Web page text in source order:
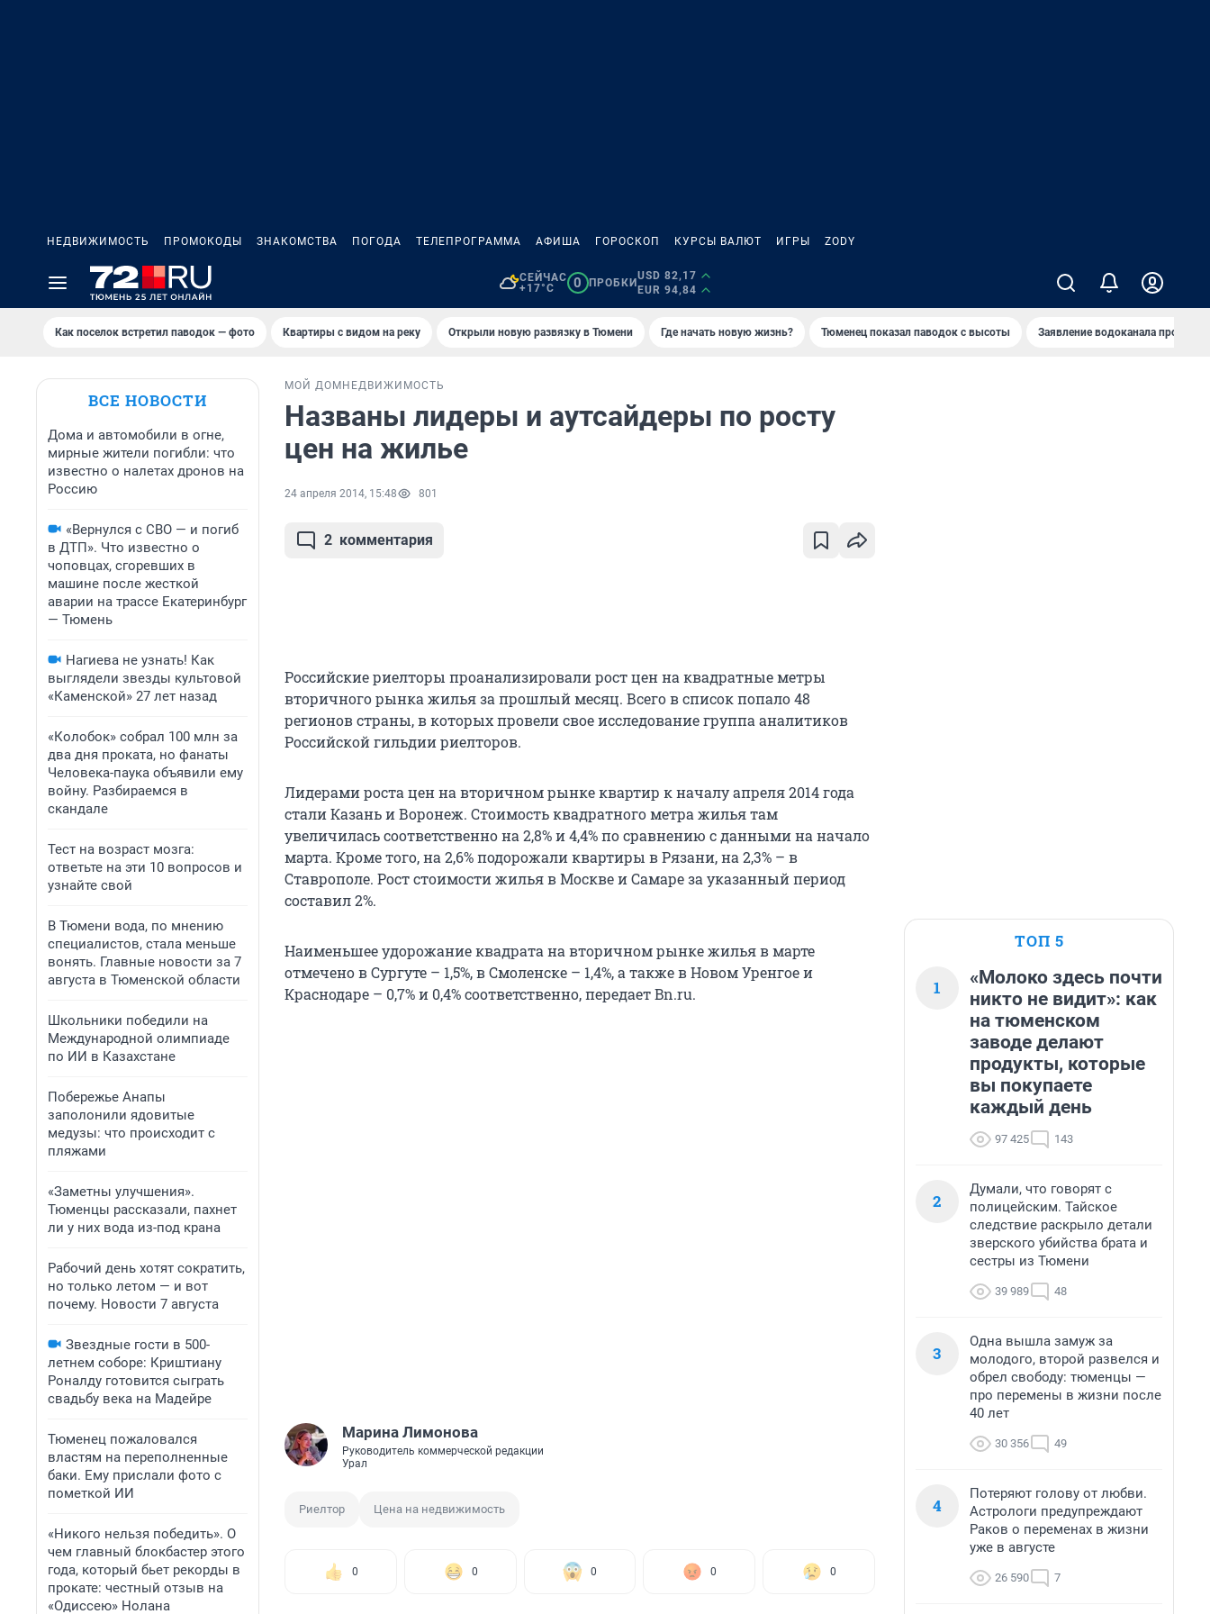
НЕДВИЖИМОСТЬ ПРОМОКОДЫ ЗНАКОМСТВА ПОГОДА ТЕЛЕПРОГРАММА АФИША ГОРОСКОП КУРСЫ ВАЛЮТ ИГРЫ ZODY
СЕЙЧАС
+17°C
0 ПРОБКИ
USD 82,17
EUR 94,84
Как поселок встретил паводок — фото Квартиры с видом на реку Открыли новую развязку в Тюмени Где начать новую жизнь? Тюменец показал паводок с высоты Заявление водоканала про
ВСЕ НОВОСТИ
Дома и автомобили в огне,
мирные жители погибли: что
известно о налетах дронов на
Россию
«Вернулся с СВО — и погиб
в ДТП». Что известно о
чоповцах, сгоревших в
машине после жесткой
аварии на трассе Екатеринбург
— Тюмень
Нагиева не узнать! Как
выглядели звезды культовой
«Каменской» 27 лет назад
«Колобок» собрал 100 млн за
два дня проката, но фанаты
Человека-паука объявили ему
войну. Разбираемся в
скандале
Тест на возраст мозга:
ответьте на эти 10 вопросов и
узнайте свой
В Тюмени вода, по мнению
специалистов, стала меньше
вонять. Главные новости за 7
августа в Тюменской области
Школьники победили на
Международной олимпиаде
по ИИ в Казахстане
Побережье Анапы
заполонили ядовитые
медузы: что происходит с
пляжами
«Заметны улучшения».
Тюменцы рассказали, пахнет
ли у них вода из-под крана
Рабочий день хотят сократить,
но только летом — и вот
почему. Новости 7 августа
Звездные гости в 500-
летнем соборе: Криштиану
Роналду готовится сыграть
свадьбу века на Мадейре
Тюменец пожаловался
властям на переполненные
баки. Ему прислали фото с
пометкой ИИ
«Никого нельзя победить». О
чем главный блокбастер этого
года, который бьет рекорды в
прокате: честный отзыв на
«Одиссею» Нолана
МОЙ ДОМ НЕДВИЖИМОСТЬ
Названы лидеры и аутсайдеры по росту
цен на жилье
24 апреля 2014, 15:48 801
2 комментария
Российские риелторы проанализировали рост цен на квадратные метры
вторичного рынка жилья за прошлый месяц. Всего в список попало 48
регионов страны, в которых провели свое исследование группа аналитиков
Российской гильдии риелторов.
Лидерами роста цен на вторичном рынке квартир к началу апреля 2014 года
стали Казань и Воронеж. Стоимость квадратного метра жилья там
увеличилась соответственно на 2,8% и 4,4% по сравнению с данными на начало
марта. Кроме того, на 2,6% подорожали квартиры в Рязани, на 2,3% – в
Ставрополе. Рост стоимости жилья в Москве и Самаре за указанный период
составил 2%.
Наименьшее удорожание квадрата на вторичном рынке жилья в марте
отмечено в Сургуте – 1,5%, в Смоленске – 1,4%, а также в Новом Уренгое и
Краснодаре – 0,7% и 0,4% соответственно, передает Bn.ru.
Марина Лимонова
Руководитель коммерческой редакции
Урал
Риелтор Цена на недвижимость
0 0 0 0 0
ТОП 5
1
«Молоко здесь почти
никто не видит»: как
на тюменском
заводе делают
продукты, которые
вы покупаете
каждый день
97 425 143
2
Думали, что говорят с
полицейским. Тайское
следствие раскрыло детали
зверского убийства брата и
сестры из Тюмени
39 989 48
3
Одна вышла замуж за
молодого, второй развелся и
обрел свободу: тюменцы —
про перемены в жизни после
40 лет
30 356 49
4
Потеряют голову от любви.
Астрологи предупреждают
Раков о переменах в жизни
уже в августе
26 590 7